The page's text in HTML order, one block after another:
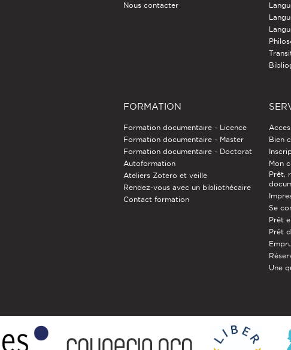
Nous contacter
FORMATION
Formation documentaire - Licence
Formation documentaire - Master
Formation documentaire - Doctorat
Autoformation
Ateliers Zotero et veille
Rendez-vous avec un bibliothécaire
Contact formation
Bien
Mon
Prêt,
Se
Prêt
Prêt
Une